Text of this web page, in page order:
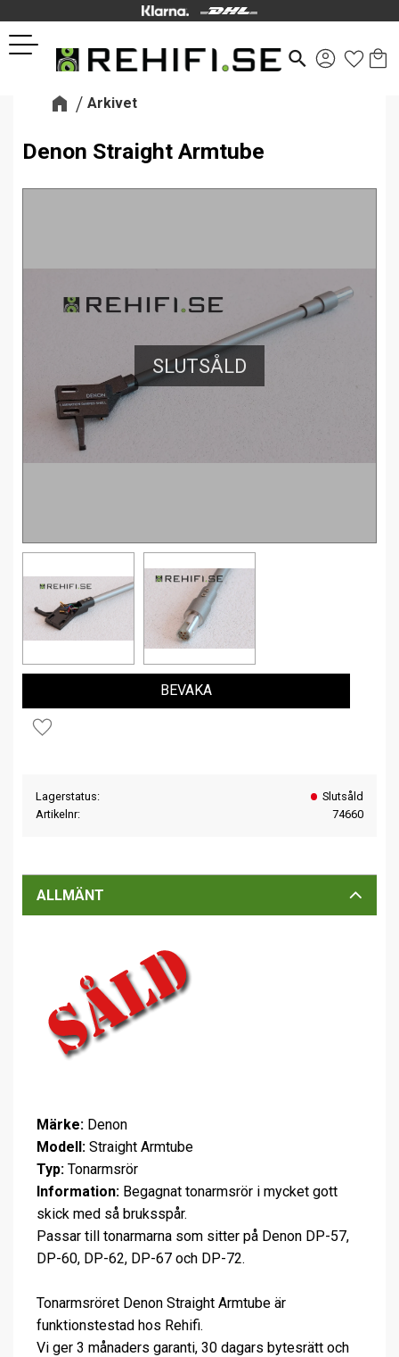
Meny
search
Arkivet
Denon Straight Armtube
SLUTSÅLD
Lägg till i favoriter
BEVAKA
Lagerstatus
Slutsåld
Artikelnr
74660
ALLMÄNT
Märke: Denon
Modell: Straight Armtube
Typ: Tonarmsrör
Information: Begagnat tonarmsrör i mycket gott
skick med så bruksspår.
Passar till tonarmarna som sitter på Denon DP-57,
DP-60, DP-62, DP-67 och DP-72.
Tonarmsröret Denon Straight Armtube är
funktionstestad hos Rehifi.
Vi ger 3 månaders garanti, 30 dagars bytesrätt och